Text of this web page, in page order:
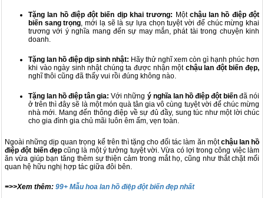
Tặng lan hồ điệp đột biến dịp khai trương: Mộtchậu lan hồ điệp đột
biến sang trọng, mới lạ sẽ là sự lựa chọn tuyệt vời để chúc mừng khai
trương với ý nghĩa mang đến sự may mắn, phát tài trong chuyện kinh
doanh.
Tặng lan hồ điệp dịp sinh nhật: Hãy thử nghĩ xem còn gì hạnh phúc hơn
khi vào ngày sinh nhật chúng ta được nhận mộtchậu lan đột biến đẹp,
nghĩ thôi cũng đã thấy vui rồi đúng không nào.
Tặng lan hồ điệp tân gia: Với những ý nghĩa lan hồ điệp đột biến đã nói
ở trên thì đây sẽ là một món quà tân gia vô cùng tuyệt vời để chúc mừng
nhà mới. Mang đến thông điệp về sự đủ đầy, sung túc như một lời chúc
cho gia đình gia chủ mãi luôn êm ấm, vẹn toàn.
Ngoài những dịp quan trọng kể trên thì tặng cho đối tác làm ăn mộtchậu lan hồ
điệp đột biến đẹpcũng là một ý tưởng tuyệt vời. Vừa có lợi trong công việc làm
ăn vừa giúp bạn tăng thêm sự thiện cảm trong mắt họ, cũng như thắt chặt mối
quan hệ hữu nghị hợp tác giữa đôi bên.
=>>Xem thêm: 99+ Mẫu hoa lan hồ điệp đột biến đẹp nhất